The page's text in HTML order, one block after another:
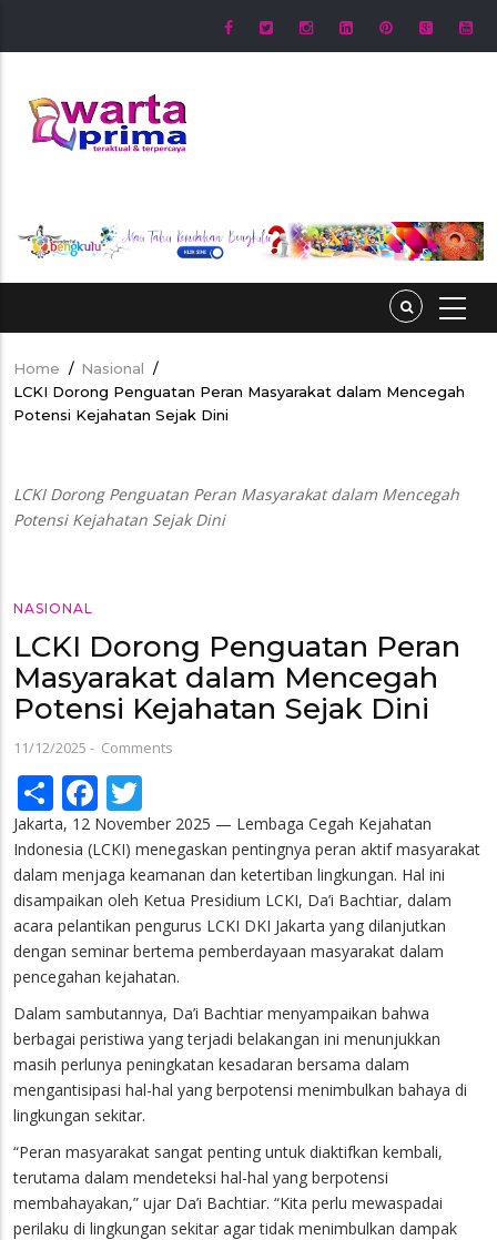
Breadcrumb
Home / Nasional /
LCKI Dorong Penguatan Peran Masyarakat dalam Mencegah
Potensi Kejahatan Sejak Dini
LCKI Dorong Penguatan Peran Masyarakat dalam Mencegah
Potensi Kejahatan Sejak Dini
NASIONAL
LCKI Dorong Penguatan Peran
Masyarakat dalam Mencegah
Potensi Kejahatan Sejak Dini
11/12/2025 - Comments
ShareFacebook
Jakarta, 12 November 2025 — Lembaga Cegah Kejahatan
Indonesia (LCKI) menegaskan pentingnya peran aktif masyarakat
dalam menjaga keamanan dan ketertiban lingkungan. Hal ini
disampaikan oleh Ketua Presidium LCKI, Da’i Bachtiar, dalam
acara pelantikan pengurus LCKI DKI Jakarta yang dilanjutkan
dengan seminar bertema pemberdayaan masyarakat dalam
pencegahan kejahatan.
Dalam sambutannya, Da’i Bachtiar menyampaikan bahwa
berbagai peristiwa yang terjadi belakangan ini menunjukkan
masih perlunya peningkatan kesadaran bersama dalam
mengantisipasi hal-hal yang berpotensi menimbulkan bahaya di
lingkungan sekitar.
“Peran masyarakat sangat penting untuk diaktifkan kembali,
terutama dalam mendeteksi hal-hal yang berpotensi
membahayakan,” ujar Da’i Bachtiar. “Kita perlu mewaspadai
perilaku di lingkungan sekitar agar tidak menimbulkan dampak